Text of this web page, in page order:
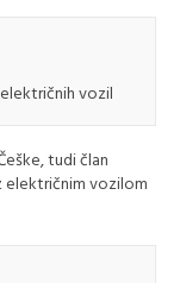
vozil
tudi član
električnim vozilom